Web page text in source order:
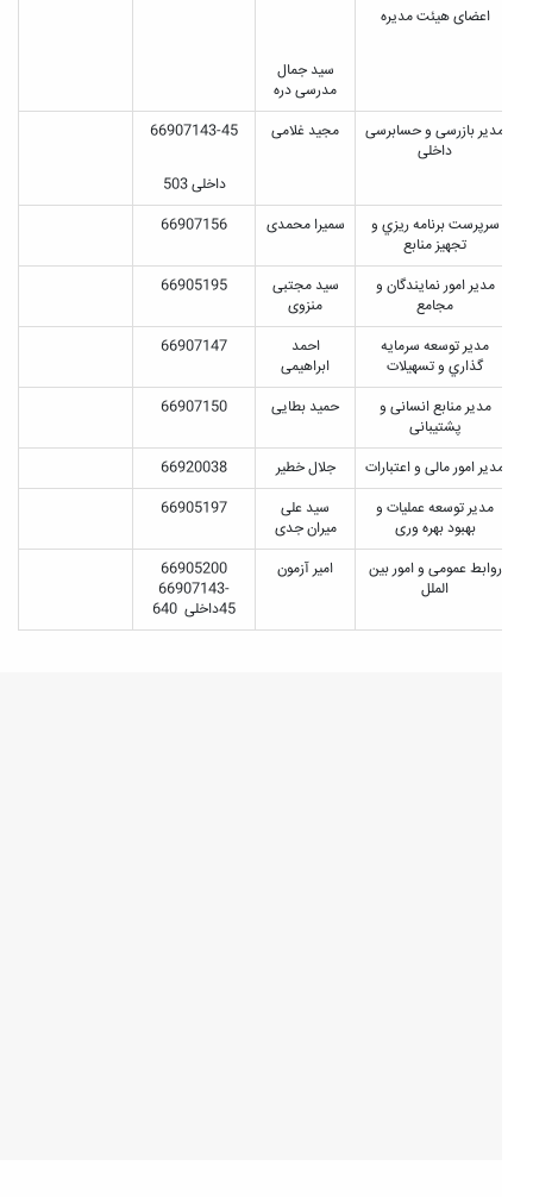
اعضای هيئت مديره
سید جمال
مدرسی دره
بازرسی و حسابرسی
داخلی
مجید غلامی 66907143-45
داخلی 503
سرپرست برنامه ريزي و
تجهيز منابع
سمیرا محمدی 66907156
مدير امور نمايندگان و
مجامع
سید مجتبی
منزوی
66905195
مدير توسعه سرمايه
گذاري و تسهيلات
ابراهیمی
66907147
مدیر منابع انسانی و
پشتیبانی
حمید بطایی 66907150
امور مالی و اعتبارات جلال خطیر
66920038
مدیر توسعه عملیات و
بهبود بهره وری
سید علی
میران جدی
66905197
روابط عمومی و امور بین
امیر آزمون
66905200
66907143-